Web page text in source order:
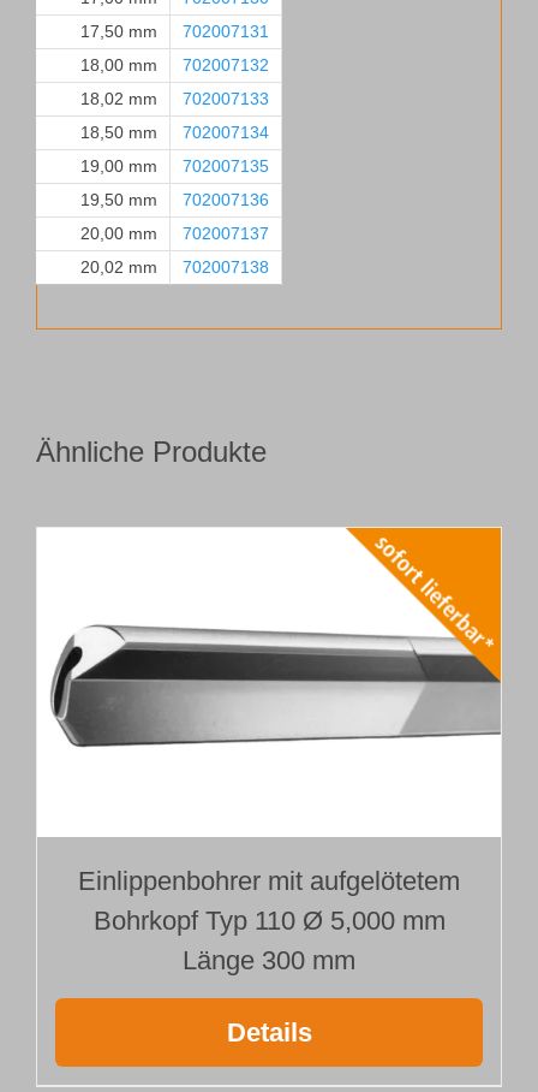
17,50 mm
702007131
18,00 mm
702007132
18,02 mm
702007133
18,50 mm
702007134
19,00 mm
702007135
19,50 mm
702007136
20,00 mm
702007137
20,02 mm
702007138
Ähnliche Produkte
Einlippenbohrer mit aufgelötetem
Bohrkopf Typ 110 Ø 5,000 mm
Länge 300 mm
Details